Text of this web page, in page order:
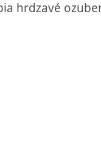
hrdzavé